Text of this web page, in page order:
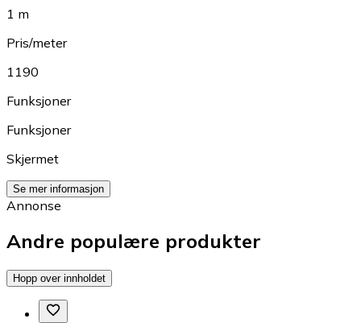
1 m
Pris/meter
1190
Funksjoner
Funksjoner
Skjermet
Se mer informasjon
Annonse
Andre populære produkter
Hopp over innholdet